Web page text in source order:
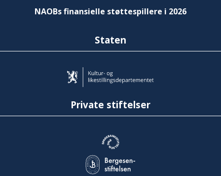
NAOBs finansielle støttespillere i 2026
Staten
Private stiftelser